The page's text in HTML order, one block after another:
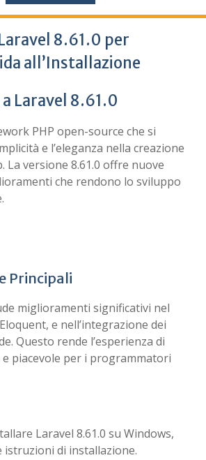
8.61.0 per
all’Installazione
Laravel 8.61.0
PHP open-source che si
e l’eleganza nella creazione
La versione 8.61.0 offre nuove
che rendono lo sviluppo
Principali
miglioramenti significativi nel
e nell’integrazione dei
Questo rende l’esperienza di
piacevole per i programmatori
Laravel 8.61.0 su Windows,
istruzioni di installazione.